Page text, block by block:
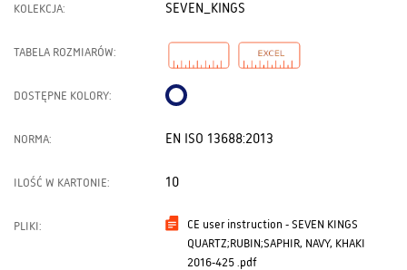
KOLEKCJA: SEVEN_KINGS
TABELA ROZMIARÓW:
DOSTĘPNE KOLORY:
NORMA: EN ISO 13688:2013
ILOŚĆ W KARTONIE: 10
PLIKI:
CE user instruction - SEVEN KINGS
QUARTZ;RUBIN;SAPHIR, NAVY, KHAKI
2016-425 .pdf